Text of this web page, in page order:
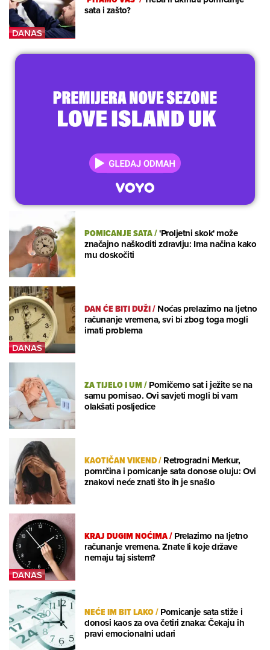
sata i zašto?
POMICANJE SATA/'Proljetni skok' može
značajno naškoditi zdravlju: Ima načina kako
mu doskočiti
DAN ĆE BITI DUŽI/Noćas prelazimo na ljetno
računanje vremena, svi bi zbog toga mogli
imati problema
ZA TIJELO I UM/Pomičemo sat i ježite se na
samu pomisao. Ovi savjeti mogli bi vam
olakšati posljedice
KAOTIČAN VIKEND/Retrogradni Merkur,
pomrčina i pomicanje sata donose oluju: Ovi
znakovi neće znati što ih je snašlo
KRAJ DUGIM NOĆIMA/Prelazimo na ljetno
računanje vremena. Znate li koje države
nemaju taj sistem?
NEĆE IM BIT LAKO/Pomicanje sata stiže i
donosi kaos za ova četiri znaka: Čekaju ih
pravi emocionalni udari